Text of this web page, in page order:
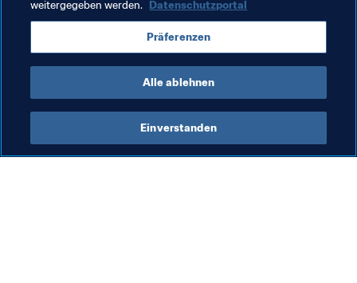
FIFA Frauen-Weltmeisterschaft Kanada 2015
France Korea Republic AFC UEFA
weitergegeben werden. Datenschutzportal
Präferenzen
Alle ablehnen
Einverstanden